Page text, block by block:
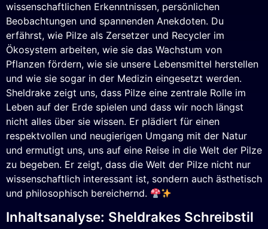
wissenschaftlichen Erkenntnissen, persönlichen
Beobachtungen und spannenden Anekdoten. Du
erfährst, wie Pilze als Zersetzer und Recycler im
Ökosystem arbeiten, wie sie das Wachstum von
Pflanzen fördern, wie sie unsere Lebensmittel herstellen
und wie sie sogar in der Medizin eingesetzt werden.
Sheldrake zeigt uns, dass Pilze eine zentrale Rolle im
Leben auf der Erde spielen und dass wir noch längst
nicht alles über sie wissen. Er plädiert für einen
respektvollen und neugierigen Umgang mit der Natur
und ermutigt uns, uns auf eine Reise in die Welt der Pilze
zu begeben. Er zeigt, dass die Welt der Pilze nicht nur
wissenschaftlich interessant ist, sondern auch ästhetisch
und philosophisch bereichernd.
Inhaltsanalyse: Sheldrakes Schreibstil